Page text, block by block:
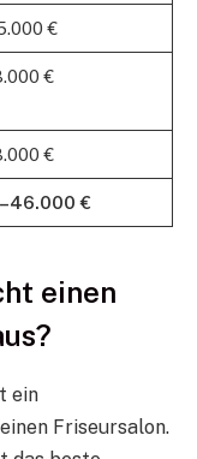
€
€
€
€
einen
ein
Friseursalon.